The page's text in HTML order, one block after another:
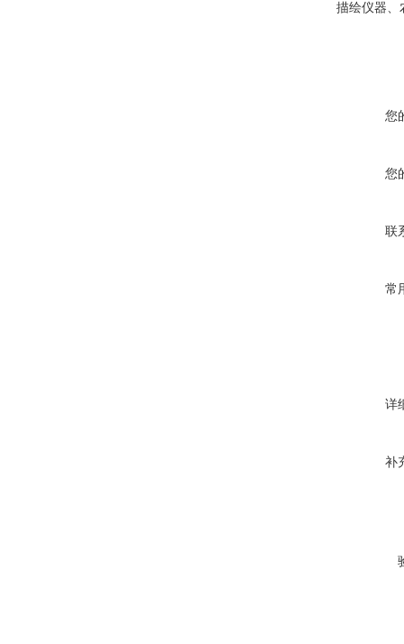
描绘仪器、
您
您
联
常
详
补